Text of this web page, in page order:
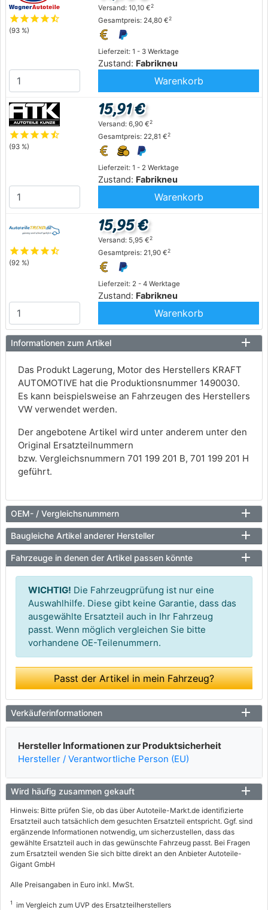
starstarstarstarstar_half
(93 %)
Lieferzeit: 1 - 3 Werktage
Zustand: Fabrikneu
Versand: 10,10 €2
Gesamtpreis: 24,80 €2
Warenkorb
starstarstarstarstar_half
(93 %)
Lieferzeit: 1 - 2 Werktage
Zustand: Fabrikneu
15,91 €
Versand: 6,90 €2
Gesamtpreis: 22,81 €2
Warenkorb
starstarstarstarstar_half
(92 %)
Lieferzeit: 2 - 4 Werktage
Zustand: Fabrikneu
15,95 €
Versand: 5,95 €2
Gesamtpreis: 21,90 €2
Warenkorb
Informationen zum Artikel
Das Produkt Lagerung, Motor des Herstellers KRAFT
AUTOMOTIVE hat die Produktionsnummer 1490030.
Es kann beispielsweise an Fahrzeugen des Herstellers
VW verwendet werden.
Der angebotene Artikel wird unter anderem unter den
Original Ersatzteilnummern
bzw. Vergleichsnummern 701 199 201 B, 701 199 201 H
geführt.
OEM- / Vergleichsnummern
Baugleiche Artikel anderer Hersteller
Fahrzeuge in denen der Artikel passen könnte
WICHTIG! Die Fahrzeugprüfung ist nur eine
Auswahlhilfe. Diese gibt keine Garantie, dass das
ausgewählte Ersatzteil auch in Ihr Fahrzeug
passt. Wenn möglich vergleichen Sie bitte
vorhandene OE-Teilenummern.
Passt der Artikel in mein Fahrzeug?
Verkäuferinformationen
Hersteller Informationen zur Produktsicherheit
Hersteller / Verantwortliche Person (EU)
Wird häufig zusammen gekauft
Hinweis: Bitte prüfen Sie, ob das über Autoteile-Markt.de identifizierte
Ersatzteil auch tatsächlich dem gesuchten Ersatzteil entspricht. Ggf. sind
ergänzende Informationen notwendig, um sicherzustellen, dass das
gewählte Ersatzteil auch in das gewünschte Fahrzeug passt. Bei Fragen
zum Ersatzteil wenden Sie sich bitte direkt an den Anbieter Autoteile-
Gigant GmbH
Alle Preisangaben in Euro inkl. MwSt.
1 im Vergleich zum UVP des Ersatzteilherstellers